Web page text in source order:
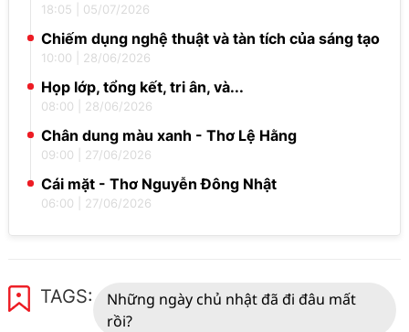
18:05 05/07/2026
Chiếm dụng nghệ thuật và tàn tích của sáng tạo
10:00 28/06/2026
Họp lớp, tổng kết, tri ân, và...
08:00 28/06/2026
Chân dung màu xanh - Thơ Lệ Hằng
09:00 27/06/2026
Cái mặt - Thơ Nguyễn Đông Nhật
06:00 27/06/2026
TAGS:
Những ngày chủ nhật đã đi đâu mất
rồi?